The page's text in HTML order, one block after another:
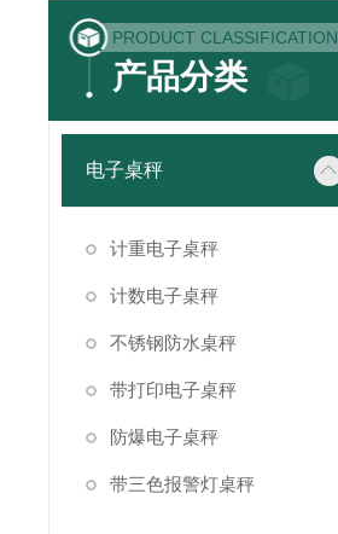
PRODUCT CLASSIFICATION
产品分类
电子桌秤
计重电子桌秤
计数电子桌秤
不锈钢防水桌秤
带打印电子桌秤
防爆电子桌秤
带三色报警灯桌秤